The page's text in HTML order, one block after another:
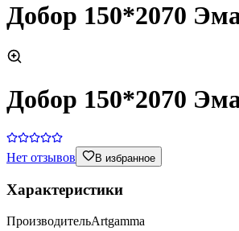
Добор 150*2070
Добор 150*2070
Нет отзывов В избранное
Характеристики
ПроизводительArtgamma